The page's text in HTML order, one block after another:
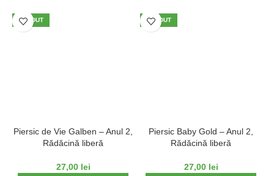
VÂNDUT
Piersic de Vie Galben – Anul 2,
Rădăcină liberă
27,00 lei
VÂNDUT
Piersic Baby Gold – Anul 2,
Rădăcină liberă
27,00 lei